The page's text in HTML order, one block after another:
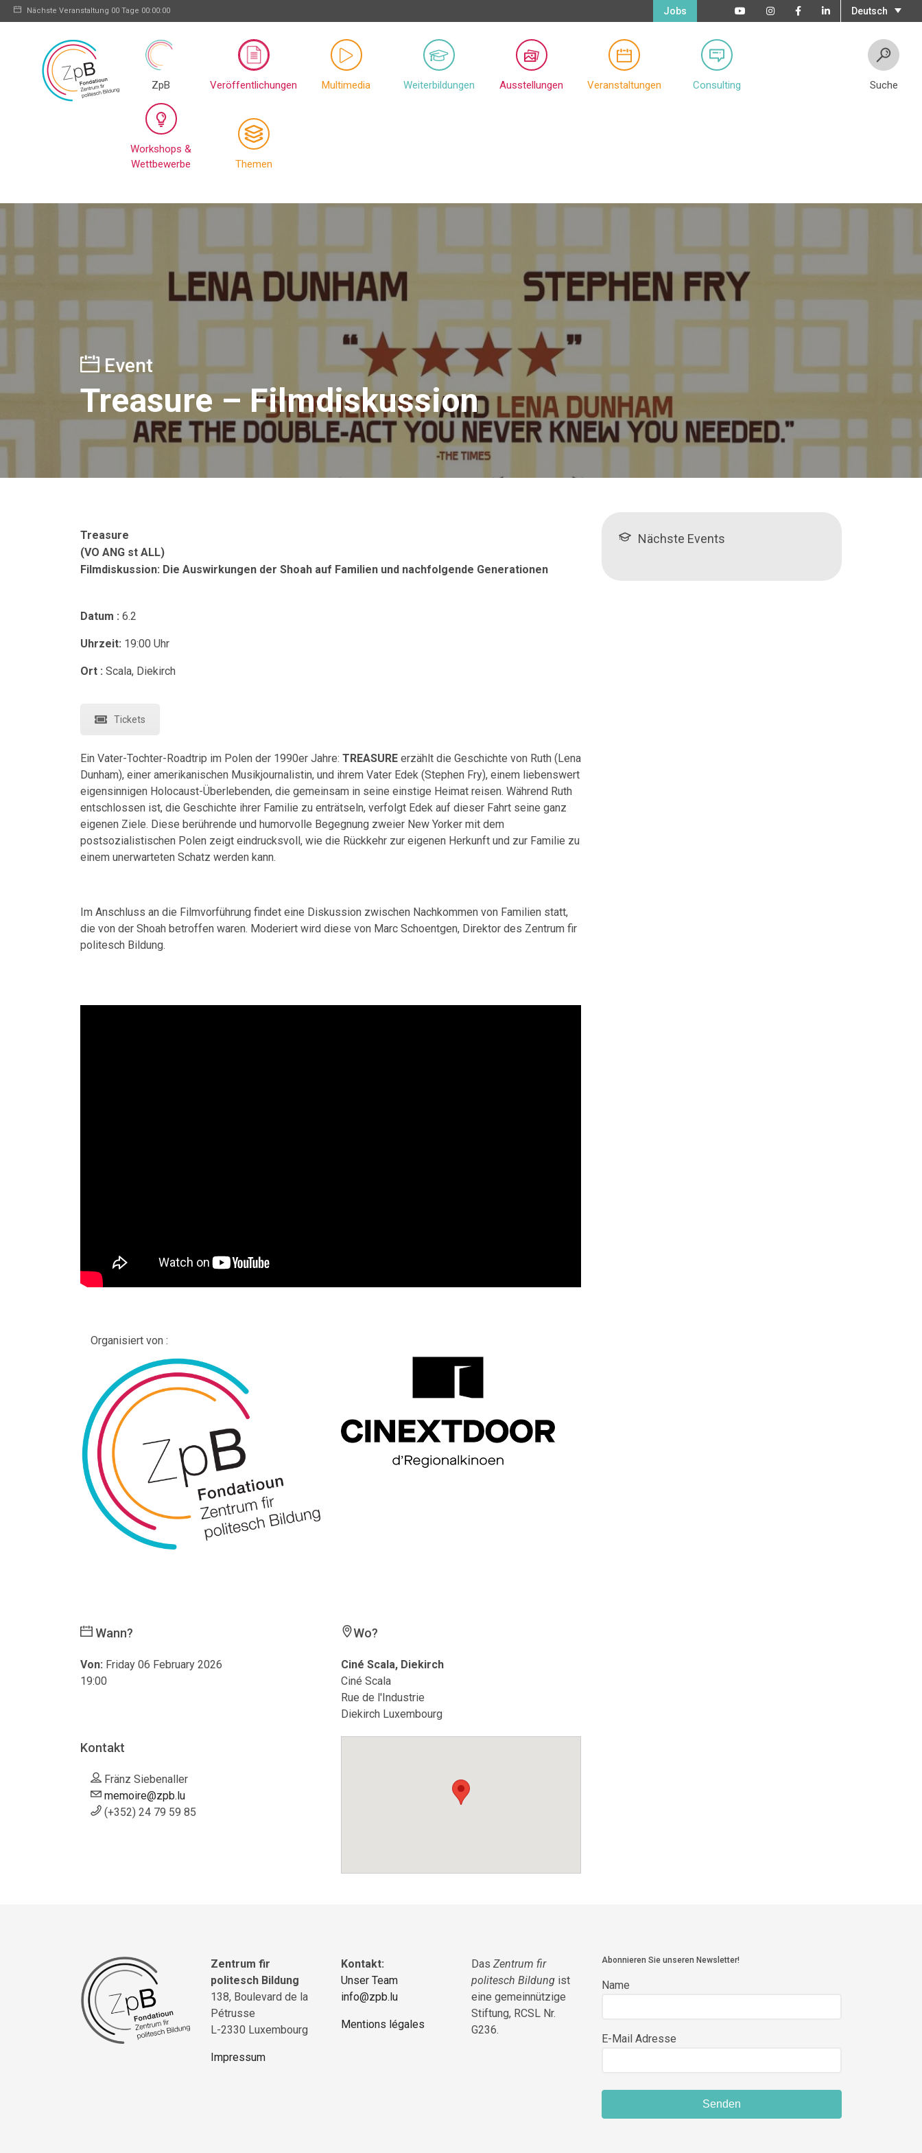
Nächste Veranstaltung 00 Tage 00:00:00 Deutsch
Jobs
ZpB Veröffentlichungen Multimedia Weiterbildungen Ausstellungen Veranstaltungen Consulting
Workshops &
Wettbewerbe
Themen
Suche
Event
Treasure – Filmdiskussion
Treasure
(VO ANG st ALL)
Filmdiskussion: Die Auswirkungen der Shoah auf Familien und nachfolgende Generationen
Datum : 6.2
Uhrzeit: 19:00 Uhr
Ort : Scala, Diekirch
Tickets
Ein Vater-Tochter-Roadtrip im Polen der 1990er Jahre: TREASURE erzählt die Geschichte von Ruth (Lena
Dunham), einer amerikanischen Musikjournalistin, und ihrem Vater Edek (Stephen Fry), einem liebenswert
eigensinnigen Holocaust-Überlebenden, die gemeinsam in seine einstige Heimat reisen. Während Ruth
entschlossen ist, die Geschichte ihrer Familie zu enträtseln, verfolgt Edek auf dieser Fahrt seine ganz
eigenen Ziele. Diese berührende und humorvolle Begegnung zweier New Yorker mit dem
postsozialistischen Polen zeigt eindrucksvoll, wie die Rückkehr zur eigenen Herkunft und zur Familie zu
einem unerwarteten Schatz werden kann.
Im Anschluss an die Filmvorführung findet eine Diskussion zwischen Nachkommen von Familien statt,
die von der Shoah betroffen waren. Moderiert wird diese von Marc Schoentgen, Direktor des Zentrum fir
politesch Bildung.
Organisiert von :
Wann?
Von: Friday 06 February 2026
19:00
Kontakt
Fränz Siebenaller
memoire@zpb.lu
(+352) 24 79 59 85
Wo?
Ciné Scala, Diekirch
Ciné Scala
Rue de l'Industrie
Diekirch Luxembourg
Nächste Events
Zentrum fir
politesch Bildung
138, Boulevard de la
Pétrusse
L-2330 Luxembourg
Impressum
Kontakt:
Unser Team
info@zpb.lu
Mentions légales
Das Zentrum fir
politesch Bildung ist
eine gemeinnützige
Stiftung, RCSL Nr.
G236.
Abonnieren Sie unseren Newsletter!
Name
E-Mail Adresse
Senden